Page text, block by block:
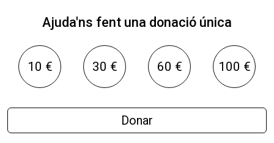
Ajuda'ns fent una donació única
10 € 30 € 60 € 100 €
Donar